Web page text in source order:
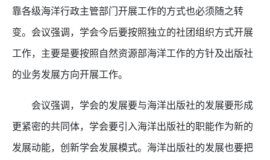
靠各级海洋行政主管部门开展工作的方式也必须随之转
变。会议强调，学会今后要按照独立的社团组织方式开展
工作，主要是要按照自然资源部海洋工作的方针及出版社
的业务发展方向开展工作。
会议强调，学会的发展要与海洋出版社的发展要形成
更紧密的共同体，学会要引入海洋出版社的职能作为新的
发展动能，创新学会发展模式。海洋出版社的发展也要把